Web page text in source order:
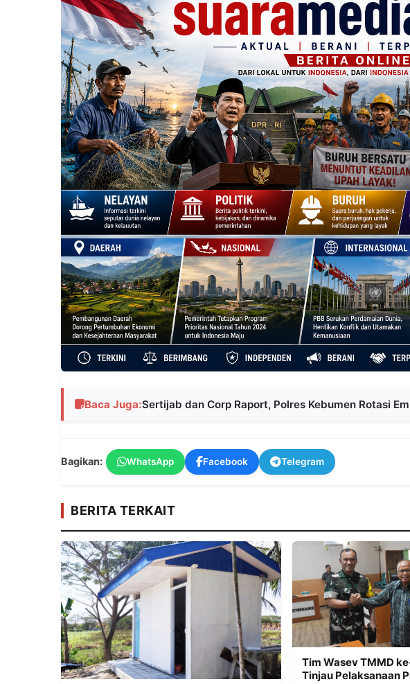
Baca Juga:Sertijab dan Corp Raport, Polres Kebumen Rotasi
Bagikan: WhatsApp Facebook Telegram
BERITA TERKAIT
Tim Wasev TMMD
Tinjau Pelaksanaan